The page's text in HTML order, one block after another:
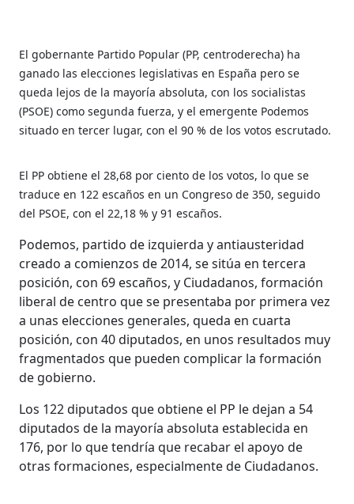
El gobernante Partido Popular (PP, centroderecha) ha
ganado las elecciones legislativas en España pero se
queda lejos de la mayoría absoluta, con los socialistas
(PSOE) como segunda fuerza, y el emergente Podemos
situado en tercer lugar, con el 90 % de los votos escrutado.
El PP obtiene el 28,68 por ciento de los votos, lo que se
traduce en 122 escaños en un Congreso de 350, seguido
del PSOE, con el 22,18 % y 91 escaños.
Podemos, partido de izquierda y antiausteridad
creado a comienzos de 2014, se sitúa en tercera
posición, con 69 escaños, y Ciudadanos, formación
liberal de centro que se presentaba por primera vez
a unas elecciones generales, queda en cuarta
posición, con 40 diputados, en unos resultados muy
fragmentados que pueden complicar la formación
de gobierno.
Los 122 diputados que obtiene el PP le dejan a 54
diputados de la mayoría absoluta establecida en
176, por lo que tendría que recabar el apoyo de
otras formaciones, especialmente de Ciudadanos.